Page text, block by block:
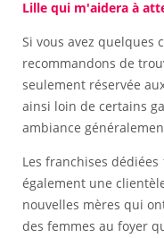
Lille qui m'aidera à
Si vous avez quelques
recommandons de
seulement réservée
ainsi loin de certains
ambiance
Les franchises
également une
nouvelles mères qui
des femmes au foyer